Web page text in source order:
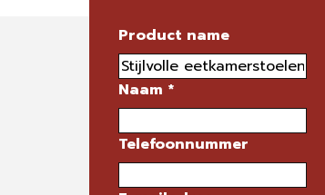
Product name
Naam *
Telefoonnummer